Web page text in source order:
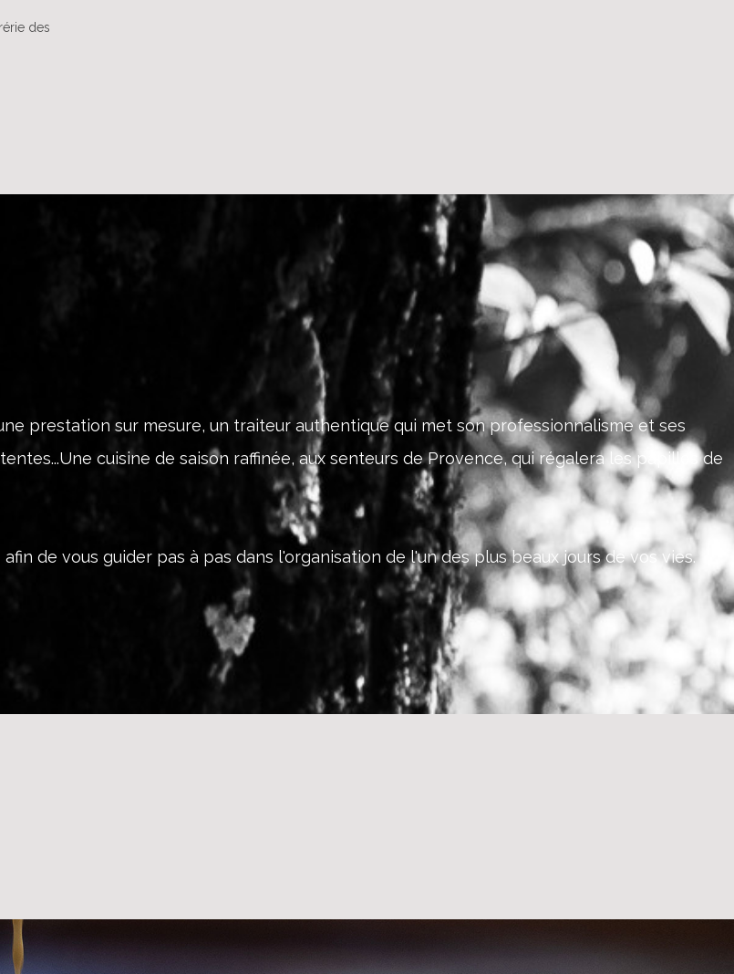
des
prestation sur mesure, un traiteur authentique qui met son professionnalisme et ses
cuisine de saison raffinée, aux senteurs de Provence, qui régalera les papilles de
de vous guider pas à pas dans l'organisation de l'un des plus beaux jours de vos vies.